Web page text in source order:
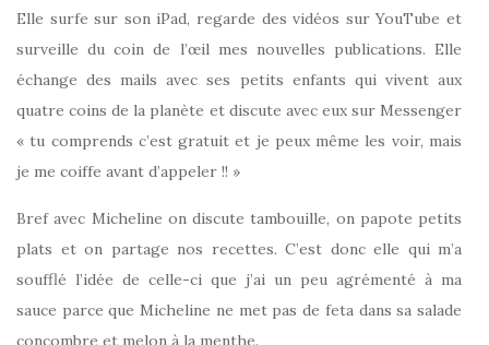
Elle surfe sur son iPad, regarde des vidéos sur YouTube et
surveille du coin de l’œil mes nouvelles publications. Elle
échange des mails avec ses petits enfants qui vivent aux
quatre coins de la planète et discute avec eux sur Messenger
« tu comprends c’est gratuit et je peux même les voir, mais
je me coiffe avant d’appeler !! »
Bref avec Micheline on discute tambouille, on papote petits
plats et on partage nos recettes. C’est donc elle qui m’a
soufflé l’idée de celle-ci que j’ai un peu agrémenté à ma
sauce parce que Micheline ne met pas de feta dans sa salade
concombre et melon à la menthe.